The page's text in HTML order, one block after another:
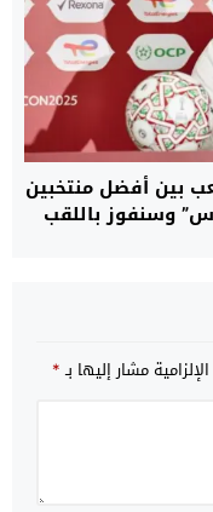
بين أفضل منتخبين
وسنفوز باللقب
مشار إليها بـ*